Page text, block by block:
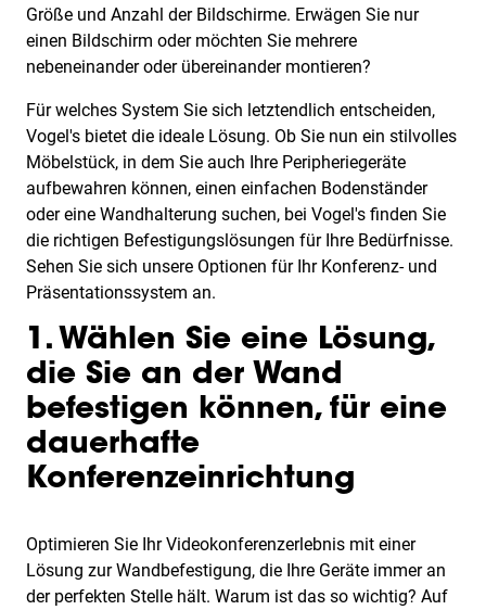
Größe und Anzahl der Bildschirme. Erwägen Sie nur
einen Bildschirm oder möchten Sie mehrere
nebeneinander oder übereinander montieren?
Für welches System Sie sich letztendlich entscheiden,
Vogel's bietet die ideale Lösung. Ob Sie nun ein stilvolles
Möbelstück, in dem Sie auch Ihre Peripheriegeräte
aufbewahren können, einen einfachen Bodenständer
oder eine Wandhalterung suchen, bei Vogel's finden Sie
die richtigen Befestigungslösungen für Ihre Bedürfnisse.
Sehen Sie sich unsere Optionen für Ihr Konferenz- und
Präsentationssystem an.
1. Wählen Sie eine Lösung,
die Sie an der Wand
befestigen können, für eine
dauerhafte
Konferenzeinrichtung
Optimieren Sie Ihr Videokonferenzerlebnis mit einer
Lösung zur Wandbefestigung, die Ihre Geräte immer an
der perfekten Stelle hält. Warum ist das so wichtig? Auf